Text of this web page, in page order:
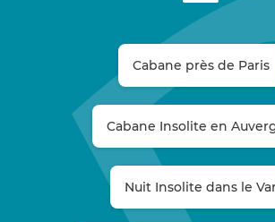
Cabane près de Paris
Cabane Insolite en
Nuit Insolite dans le